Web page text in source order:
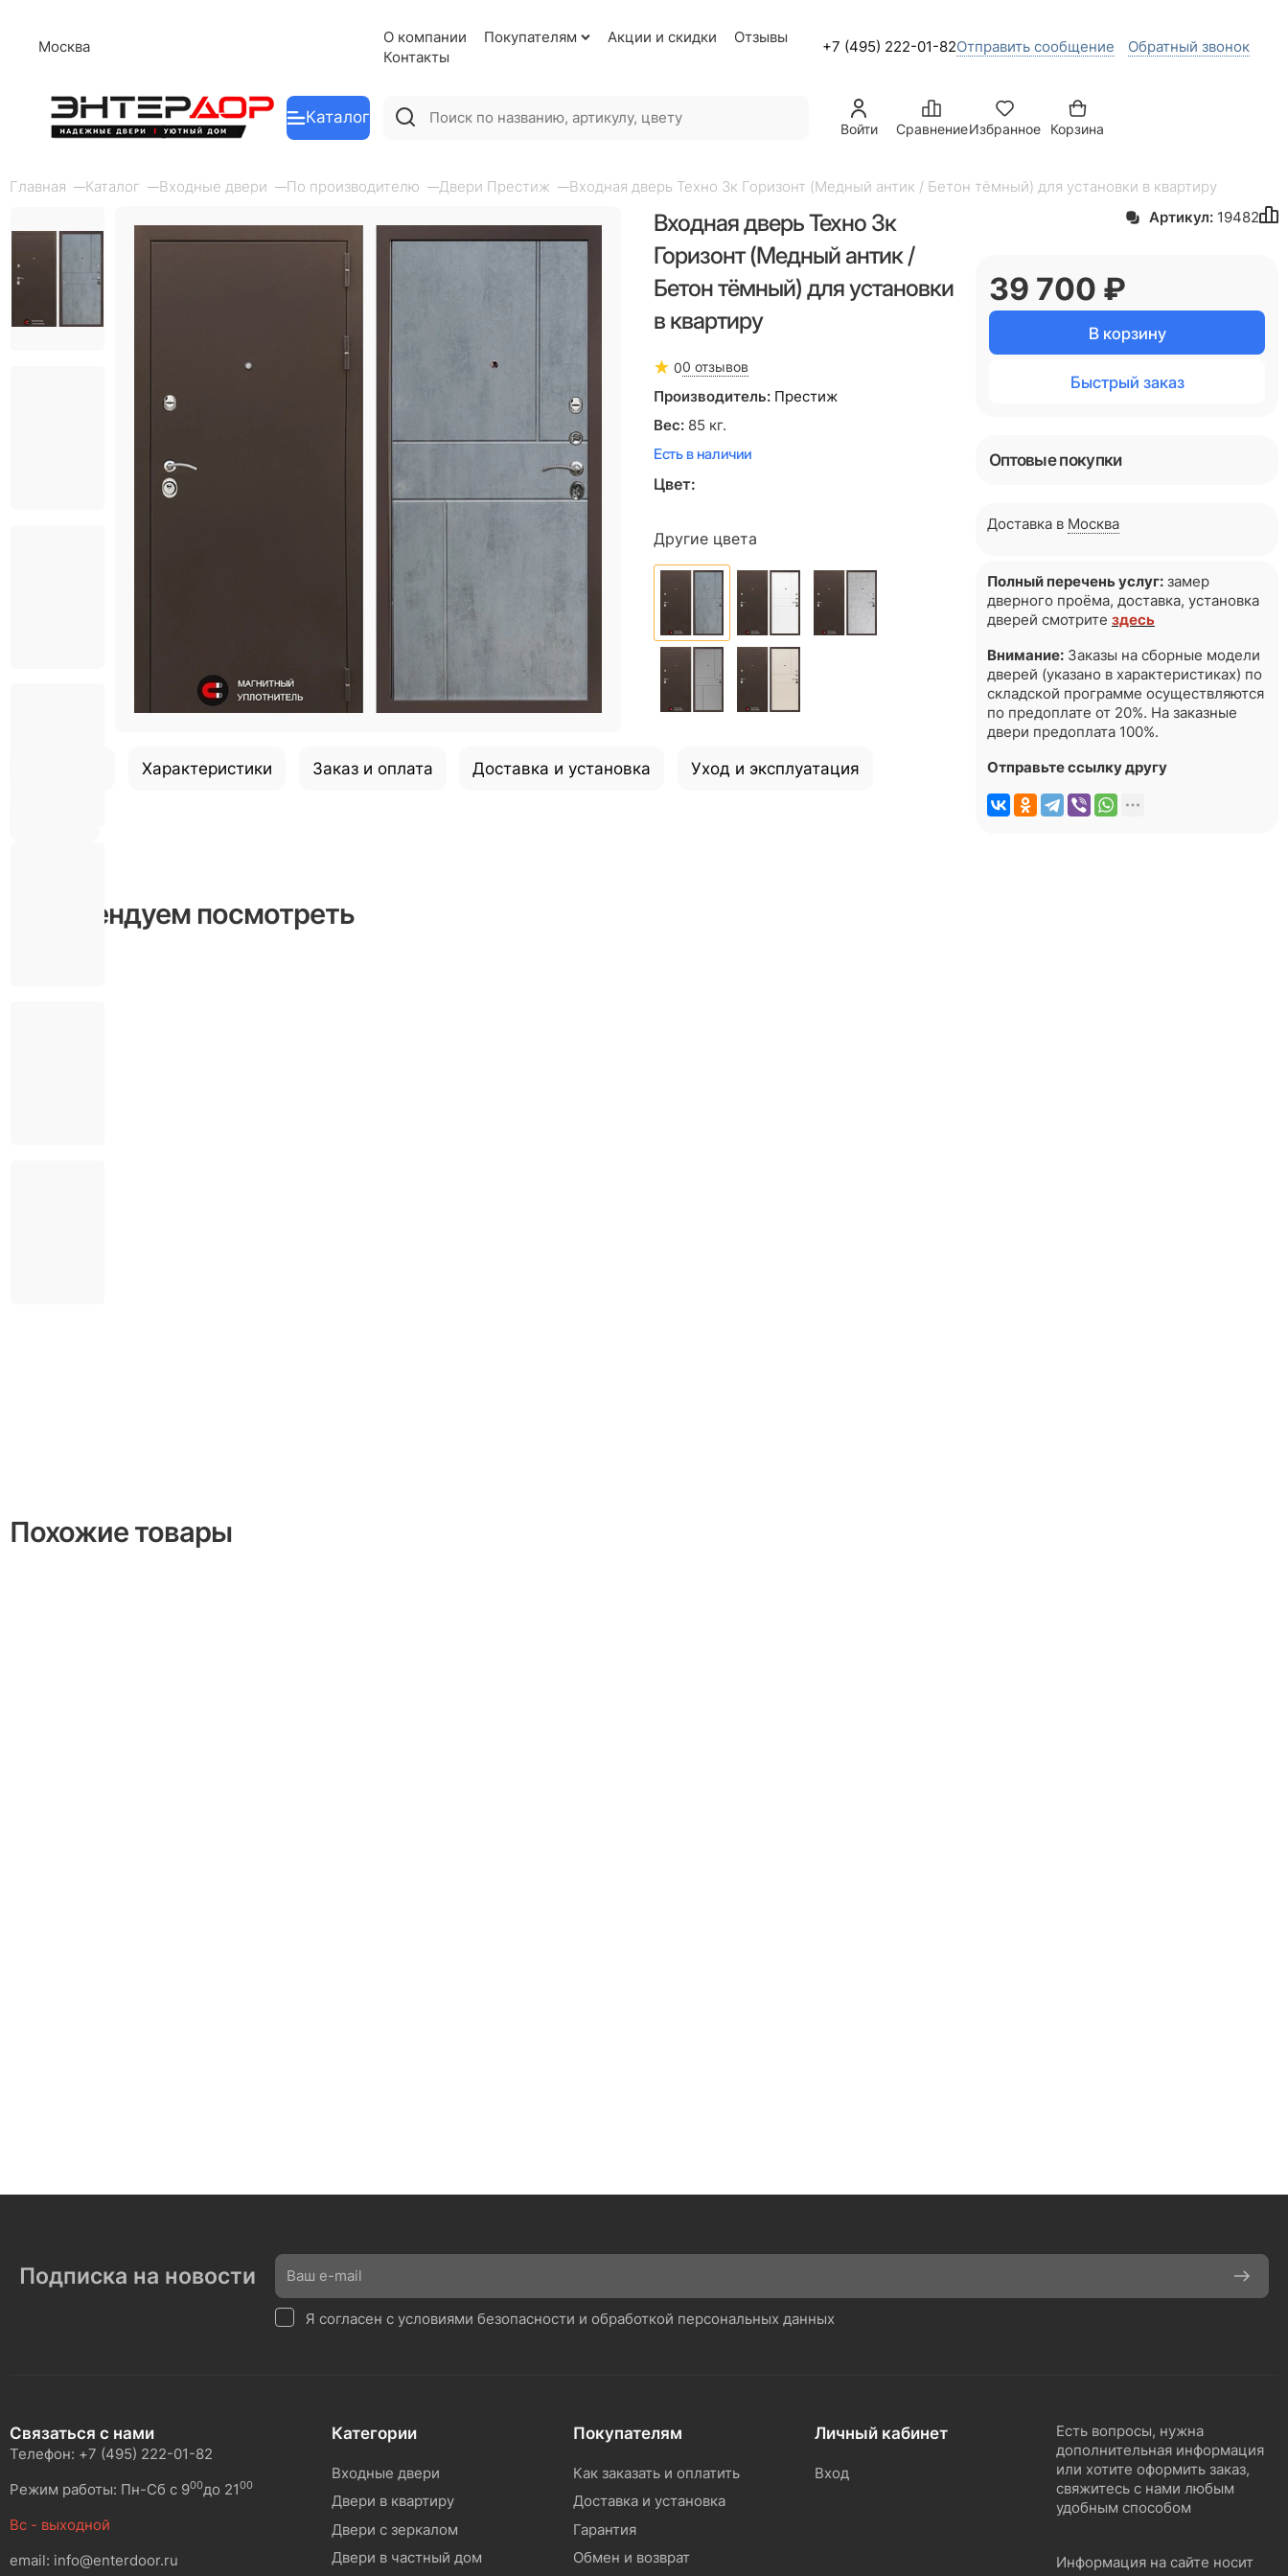
Москва
О компании Покупателям Акции и скидки
Отзывы
Контакты
+7 (495) 222-01-82Отправить сообщение Обратный звонок
Каталог
Войти СравнениеИзбранное Корзина
Главная Каталог Входные двери По производителю Двери Престиж Входная дверь Техно 3к Горизонт (Медный антик / Бетон тёмный) для установки в квартиру
Входная дверь Техно 3к
Горизонт (Медный антик /
Бетон тёмный) для установки
в квартиру
00 отзывов
Производитель: Престиж
Вес: 85 кг.
Есть в наличии
Цвет:
Другие цвета
Характеристики Заказ и оплата Доставка и установка Уход и эксплуатация
Рекомендуем посмотреть
Похожие товары
Артикул: 19482
39 700 ₽
В корзину
Быстрый заказ
Оптовые покупки
Доставка в Москва
Полный перечень услуг: замер
дверного проёма, доставка, установка
дверей смотрите здесь
Внимание: Заказы на сборные модели
дверей (указано в характеристиках) по
складской программе осуществляются
по предоплате от 20%. На заказные
двери предоплата 100%.
Отправьте ссылку другу
Подписка на новости
Я согласен с условиями безопасности и обработкой персональных данных
Связаться с нами
Телефон: +7 (495) 222-01-82
Режим работы: Пн-Сб с 900до 2100
Вс - выходной
email: info@enterdoor.ru
Категории
Входные двери
Двери в квартиру
Двери с зеркалом
Двери в частный дом
Покупателям
Как заказать и оплатить
Доставка и установка
Гарантия
Обмен и возврат
Личный кабинет
Вход
Есть вопросы, нужна
дополнительная информация
или хотите оформить заказ,
свяжитесь с нами любым
удобным способом
Информация на сайте носит